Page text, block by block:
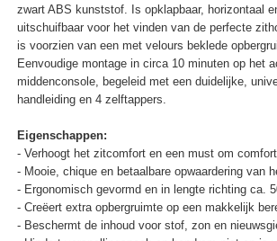
zwart ABS kunststof. Is opklapbaar, horizontaal
uitschuifbaar voor het vinden van de perfecte
is voorzien van een met velours beklede
Eenvoudige montage in circa 10 minuten op het
middenconsole, begeleid met een duidelijke,
handleiding en 4 zelftappers.
Eigenschappen:
- Verhoogt het zitcomfort en een must om
- Mooie, chique en betaalbare opwaardering van
- Ergonomisch gevormd en in lengte richting ca.
- Creëert extra opbergruimte op een makkelijk
- Beschermt de inhoud voor stof, zon en